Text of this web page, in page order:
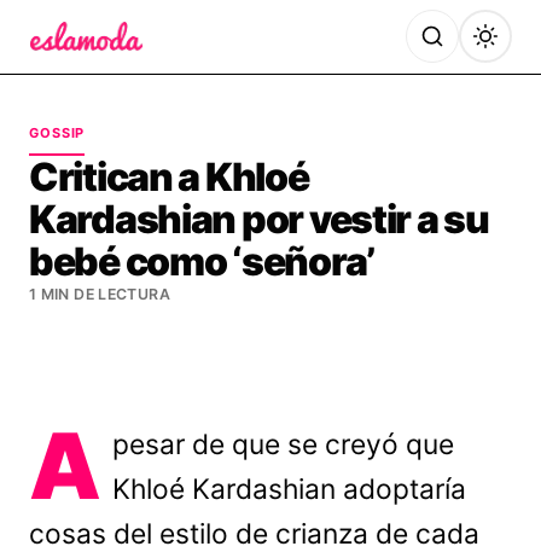
GOSSIP
Critican a Khloé
Kardashian por vestir a su
bebé como ‘señora’
1 MIN DE LECTURA
A pesar de que se creyó que
Khloé Kardashian adoptaría
cosas del estilo de crianza de cada